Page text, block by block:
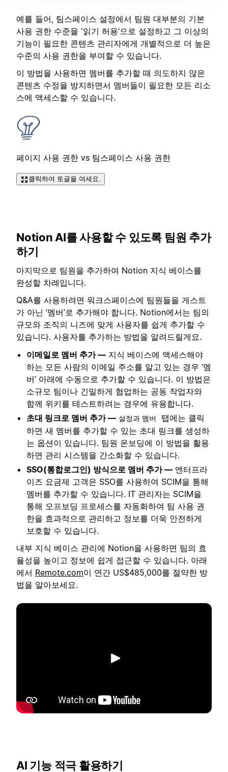
예를 들어, 팀스페이스 설정에서 팀원 대부분의 기본
사용 권한 수준을 '읽기 허용’으로 설정하고 그 이상의
기능이 필요한 콘텐츠 관리자에게 개별적으로 더 높은
수준의 사용 권한을 부여할 수 있습니다.
이 방법을 사용하면 멤버를 추가할 때 의도하지 않은
콘텐츠 수정을 방지하면서 멤버들이 필요한 모든 리소
스에 액세스할 수 있습니다.
페이지 사용 권한 vs 팀스페이스 사용 권한
클릭하여 토글을 여세요.
Notion AI를 사용할 수 있도록 팀원 추가
하기
마지막으로 팀원을 추가하여 Notion 지식 베이스를
완성할 차례입니다.
Q&A를 사용하려면 워크스페이스에 팀원들을 게스트
가 아닌 ‘멤버’로 추가해야 합니다. Notion에서는 팀의
규모와 조직의 니즈에 맞게 사용자를 쉽게 추가할 수
있습니다. 사용자를 추가하는 방법을 알려드릴게요.
이메일로 멤버 추가 — 지식 베이스에 액세스해야
하는 모든 사람의 이메일 주소를 알고 있는 경우 ‘멤
버’ 아래에 수동으로 추가할 수 있습니다. 이 방법은
소규모 팀이나 긴밀하게 협업하는 공동 작업자와
함께 위키를 테스트하려는 경우에 유용합니다.
초대 링크로 멤버 추가 — 설정과 멤버
탭에는 클릭
하면 새 멤버를 추가할 수 있는 초대 링크를 생성하
는 옵션이 있습니다. 팀원 온보딩에 이 방법을 활용
하면 관리 시스템을 간소화할 수 있습니다.
SSO(통합로그인) 방식으로 멤버 추가 — 엔터프라
이즈 요금제 고객은 SSO를 사용하여 SCIM을 통해
멤버를 추가할 수 있습니다. IT 관리자는 SCIM을
통해 오프보딩 프로세스를 자동화하여 팀 사용 권
한을 효과적으로 관리하고 정보를 더욱 안전하게
보호할 수 있습니다.
내부 지식 베이스 관리에 Notion을 사용하면 팀의 효
율성을 높이고 정보에 쉽게 접근할 수 있습니다. 아래
에서 Remote.com이 연간 US$485,000를 절약한 방
법을 알아보세요.
재생
AI 기능 적극 활용하기